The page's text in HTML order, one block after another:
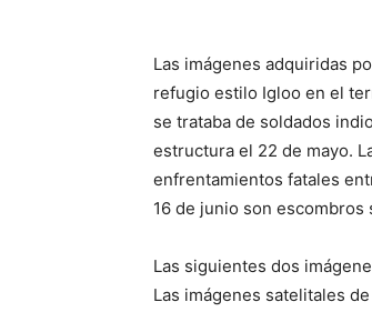
Las imágenes adquiridas
refugio estilo Igloo en el
se trataba de soldados
estructura el 22 de mayo.
enfrentamientos fatales
16 de junio son
Las siguientes dos
Las imágenes satelitales